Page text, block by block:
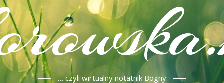
… czyli wirtualny notatnik Bogny